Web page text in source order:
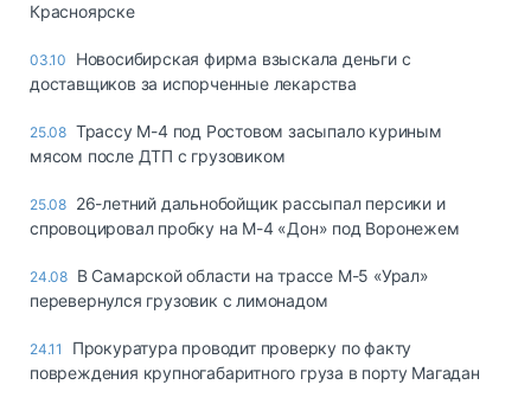
Красноярске
03.10
Новосибирская фирма взыскала деньги с
доставщиков за испорченные лекарства
25.08 Трассу М-4 под Ростовом засыпало куриным
мясом после ДТП с грузовиком
25.08 26-летний дальнобойщик рассыпал персики и
спровоцировал пробку на М-4 «Дон» под Воронежем
24.08 В Самарской области на трассе М-5 «Урал»
перевернулся грузовик с лимонадом
24.11
Прокуратура проводит проверку по факту
повреждения крупногабаритного груза в порту Магадан